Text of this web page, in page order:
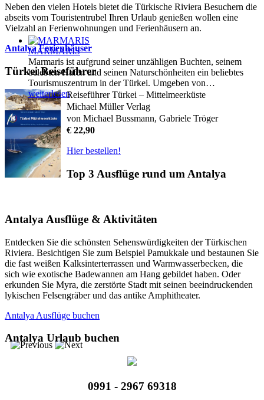
MARMARIS
Marmaris ist aufgrund seiner unzähligen Buchten, seinem
belebten Hafen und seinen Naturschönheiten ein beliebtes
Tourismuszentrum in der Türkei. Umgeben von…
weiterlesen
Neben den vielen Hotels bietet die Türkische Riviera Besuchern die
abseits vom Touristentrubel Ihren Urlaub genießen wollen eine
Vielzahl an Ferienwohnungen und Ferienhäusern an.
Antalya Ferienhäuser
Türkei Reiseführer
Reiseführer Türkei – Mittelmeerküste
Michael Müller Verlag
von Michael Bussmann, Gabriele Tröger
€ 22,90
Hier bestellen!
Top 3 Ausflüge rund um Antalya
Antalya Ausflüge & Aktivitäten
Entdecken Sie die schönsten Sehenswürdigkeiten der Türkischen
Riviera. Besichtigen Sie zum Beispiel Pamukkale und bestaunen Sie
die fast weißen Kalksinterterrassen und Warmwasserbecken, die
sich wie exotische Badewannen am Hang gebildet haben. Oder
erkunden Sie Myra, die zerstörte Stadt mit seinen beeindruckenden
lykischen Felsengräber und das antike Amphitheater.
Antalya Ausflüge buchen
Antalya Urlaub buchen
0991 - 2967 69318